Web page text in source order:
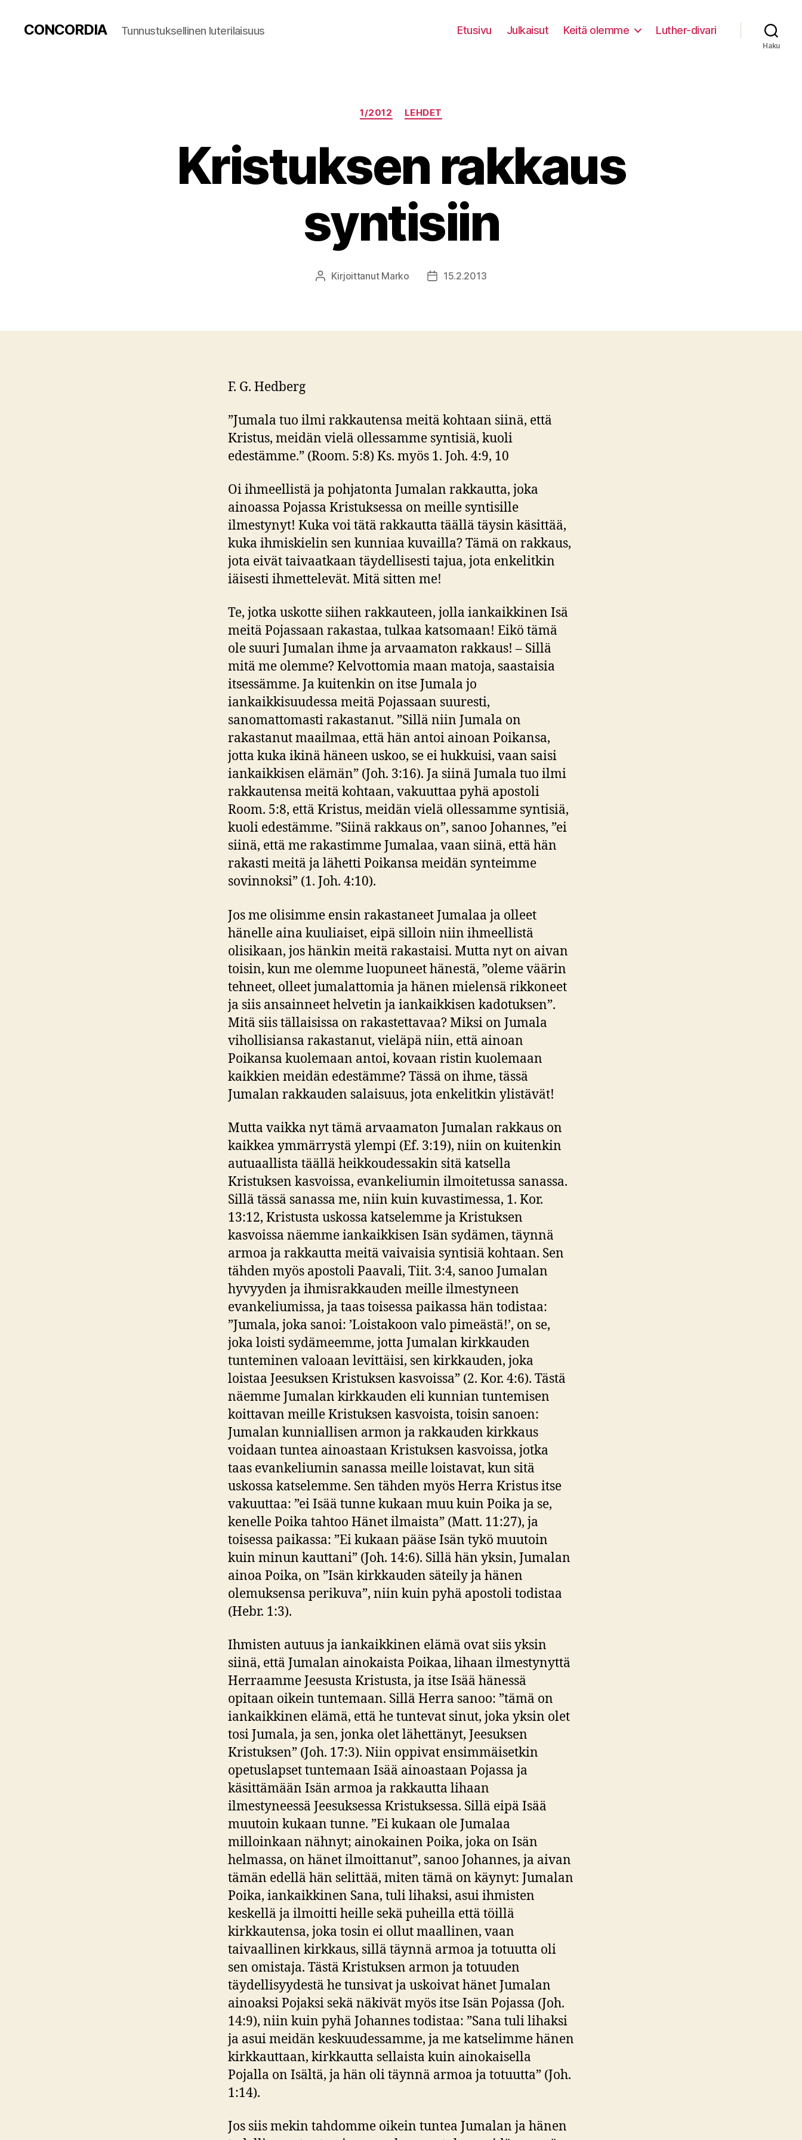
CONCORDIA Tunnustuksellinen luterilaisuus Etusivu Julkaisut Keitä olemme Luther-divari
Haku
Kategoriat
1/2012 LEHDET
Kristuksen rakkaus
syntisiin
Kirjoittaja
Kirjoittanut Marko Julkaisupäivämäärä
15.2.2013
F. G. Hedberg
”Jumala tuo ilmi rakkautensa meitä kohtaan siinä, että
Kristus, meidän vielä ollessamme syntisiä, kuoli
edestämme.” (Room. 5:8) Ks. myös 1. Joh. 4:9, 10
Oi ihmeellistä ja pohjatonta Jumalan rakkautta, joka
ainoassa Pojassa Kristuksessa on meille syntisille
ilmestynyt! Kuka voi tätä rakkautta täällä täysin käsittää,
kuka ihmiskielin sen kunniaa kuvailla? Tämä on rakkaus,
jota eivät taivaatkaan täydellisesti tajua, jota enkelitkin
iäisesti ihmettelevät. Mitä sitten me!
Te, jotka uskotte siihen rakkauteen, jolla iankaikkinen Isä
meitä Pojassaan rakastaa, tulkaa katsomaan! Eikö tämä
ole suuri Jumalan ihme ja arvaamaton rakkaus! – Sillä
mitä me olemme? Kelvottomia maan matoja, saastaisia
itsessämme. Ja kuitenkin on itse Jumala jo
iankaikkisuudessa meitä Pojassaan suuresti,
sanomattomasti rakastanut. ”Sillä niin Jumala on
rakastanut maailmaa, että hän antoi ainoan Poikansa,
jotta kuka ikinä häneen uskoo, se ei hukkuisi, vaan saisi
iankaikkisen elämän” (Joh. 3:16). Ja siinä Jumala tuo ilmi
rakkautensa meitä kohtaan, vakuuttaa pyhä apostoli
Room. 5:8, että Kristus, meidän vielä ollessamme syntisiä,
kuoli edestämme. ”Siinä rakkaus on”, sanoo Johannes, ”ei
siinä, että me rakastimme Jumalaa, vaan siinä, että hän
rakasti meitä ja lähetti Poikansa meidän synteimme
sovinnoksi” (1. Joh. 4:10).
Jos me olisimme ensin rakastaneet Jumalaa ja olleet
hänelle aina kuuliaiset, eipä silloin niin ihmeellistä
olisikaan, jos hänkin meitä rakastaisi. Mutta nyt on aivan
toisin, kun me olemme luopuneet hänestä, ”oleme väärin
tehneet, olleet jumalattomia ja hänen mielensä rikkoneet
ja siis ansainneet helvetin ja iankaikkisen kadotuksen”.
Mitä siis tällaisissa on rakastettavaa? Miksi on Jumala
vihollisiansa rakastanut, vieläpä niin, että ainoan
Poikansa kuolemaan antoi, kovaan ristin kuolemaan
kaikkien meidän edestämme? Tässä on ihme, tässä
Jumalan rakkauden salaisuus, jota enkelitkin ylistävät!
Mutta vaikka nyt tämä arvaamaton Jumalan rakkaus on
kaikkea ymmärrystä ylempi (Ef. 3:19), niin on kuitenkin
autuaallista täällä heikkoudessakin sitä katsella
Kristuksen kasvoissa, evankeliumin ilmoitetussa sanassa.
Sillä tässä sanassa me, niin kuin kuvastimessa, 1. Kor.
13:12, Kristusta uskossa katselemme ja Kristuksen
kasvoissa näemme iankaikkisen Isän sydämen, täynnä
armoa ja rakkautta meitä vaivaisia syntisiä kohtaan. Sen
tähden myös apostoli Paavali, Tiit. 3:4, sanoo Jumalan
hyvyyden ja ihmisrakkauden meille ilmestyneen
evankeliumissa, ja taas toisessa paikassa hän todistaa:
”Jumala, joka sanoi: ’Loistakoon valo pimeästä!’, on se,
joka loisti sydämeemme, jotta Jumalan kirkkauden
tunteminen valoaan levittäisi, sen kirkkauden, joka
loistaa Jeesuksen Kristuksen kasvoissa” (2. Kor. 4:6). Tästä
näemme Jumalan kirkkauden eli kunnian tuntemisen
koittavan meille Kristuksen kasvoista, toisin sanoen:
Jumalan kunniallisen armon ja rakkauden kirkkaus
voidaan tuntea ainoastaan Kristuksen kasvoissa, jotka
taas evankeliumin sanassa meille loistavat, kun sitä
uskossa katselemme. Sen tähden myös Herra Kristus itse
vakuuttaa: ”ei Isää tunne kukaan muu kuin Poika ja se,
kenelle Poika tahtoo Hänet ilmaista” (Matt. 11:27), ja
toisessa paikassa: ”Ei kukaan pääse Isän tykö muutoin
kuin minun kauttani” (Joh. 14:6). Sillä hän yksin, Jumalan
ainoa Poika, on ”Isän kirkkauden säteily ja hänen
olemuksensa perikuva”, niin kuin pyhä apostoli todistaa
(Hebr. 1:3).
Ihmisten autuus ja iankaikkinen elämä ovat siis yksin
siinä, että Jumalan ainokaista Poikaa, lihaan ilmestynyttä
Herraamme Jeesusta Kristusta, ja itse Isää hänessä
opitaan oikein tuntemaan. Sillä Herra sanoo: ”tämä on
iankaikkinen elämä, että he tuntevat sinut, joka yksin olet
tosi Jumala, ja sen, jonka olet lähettänyt, Jeesuksen
Kristuksen” (Joh. 17:3). Niin oppivat ensimmäisetkin
opetuslapset tuntemaan Isää ainoastaan Pojassa ja
käsittämään Isän armoa ja rakkautta lihaan
ilmestyneessä Jeesuksessa Kristuksessa. Sillä eipä Isää
muutoin kukaan tunne. ”Ei kukaan ole Jumalaa
milloinkaan nähnyt; ainokainen Poika, joka on Isän
helmassa, on hänet ilmoittanut”, sanoo Johannes, ja aivan
tämän edellä hän selittää, miten tämä on käynyt: Jumalan
Poika, iankaikkinen Sana, tuli lihaksi, asui ihmisten
keskellä ja ilmoitti heille sekä puheilla että töillä
kirkkautensa, joka tosin ei ollut maallinen, vaan
taivaallinen kirkkaus, sillä täynnä armoa ja totuutta oli
sen omistaja. Tästä Kristuksen armon ja totuuden
täydellisyydestä he tunsivat ja uskoivat hänet Jumalan
ainoaksi Pojaksi sekä näkivät myös itse Isän Pojassa (Joh.
14:9), niin kuin pyhä Johannes todistaa: ”Sana tuli lihaksi
ja asui meidän keskuudessamme, ja me katselimme hänen
kirkkauttaan, kirkkautta sellaista kuin ainokaisella
Pojalla on Isältä, ja hän oli täynnä armoa ja totuutta” (Joh.
1:14).
Jos siis mekin tahdomme oikein tuntea Jumalan ja hänen